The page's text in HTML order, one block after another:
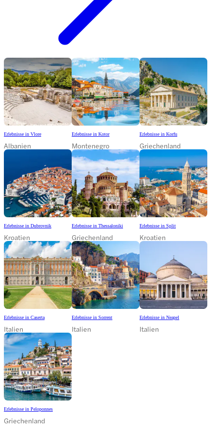
Erlebnisse in Vlore
Albanien
Erlebnisse in Kotor
Montenegro
Erlebnisse in Korfu
Griechenland
Erlebnisse in Dubrovnik
Kroatien
Erlebnisse in Thessaloniki
Griechenland
Erlebnisse in Split
Kroatien
Erlebnisse in Caserta
Italien
Erlebnisse in Sorrent
Italien
Erlebnisse in Neapel
Italien
Erlebnisse in Peloponnes
Griechenland